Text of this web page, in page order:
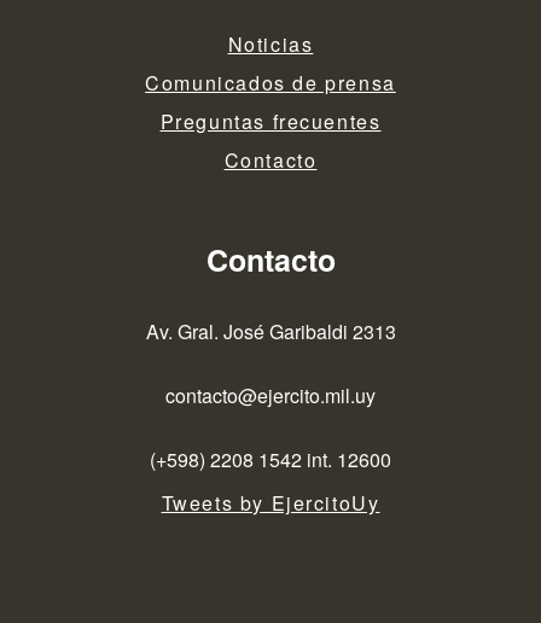
Noticias
Comunicados de prensa
Preguntas frecuentes
Contacto
Contacto
Av. Gral. José Garibaldi 2313
contacto@ejercito.mil.uy
(+598) 2208 1542 int. 12600
Tweets by EjercitoUy